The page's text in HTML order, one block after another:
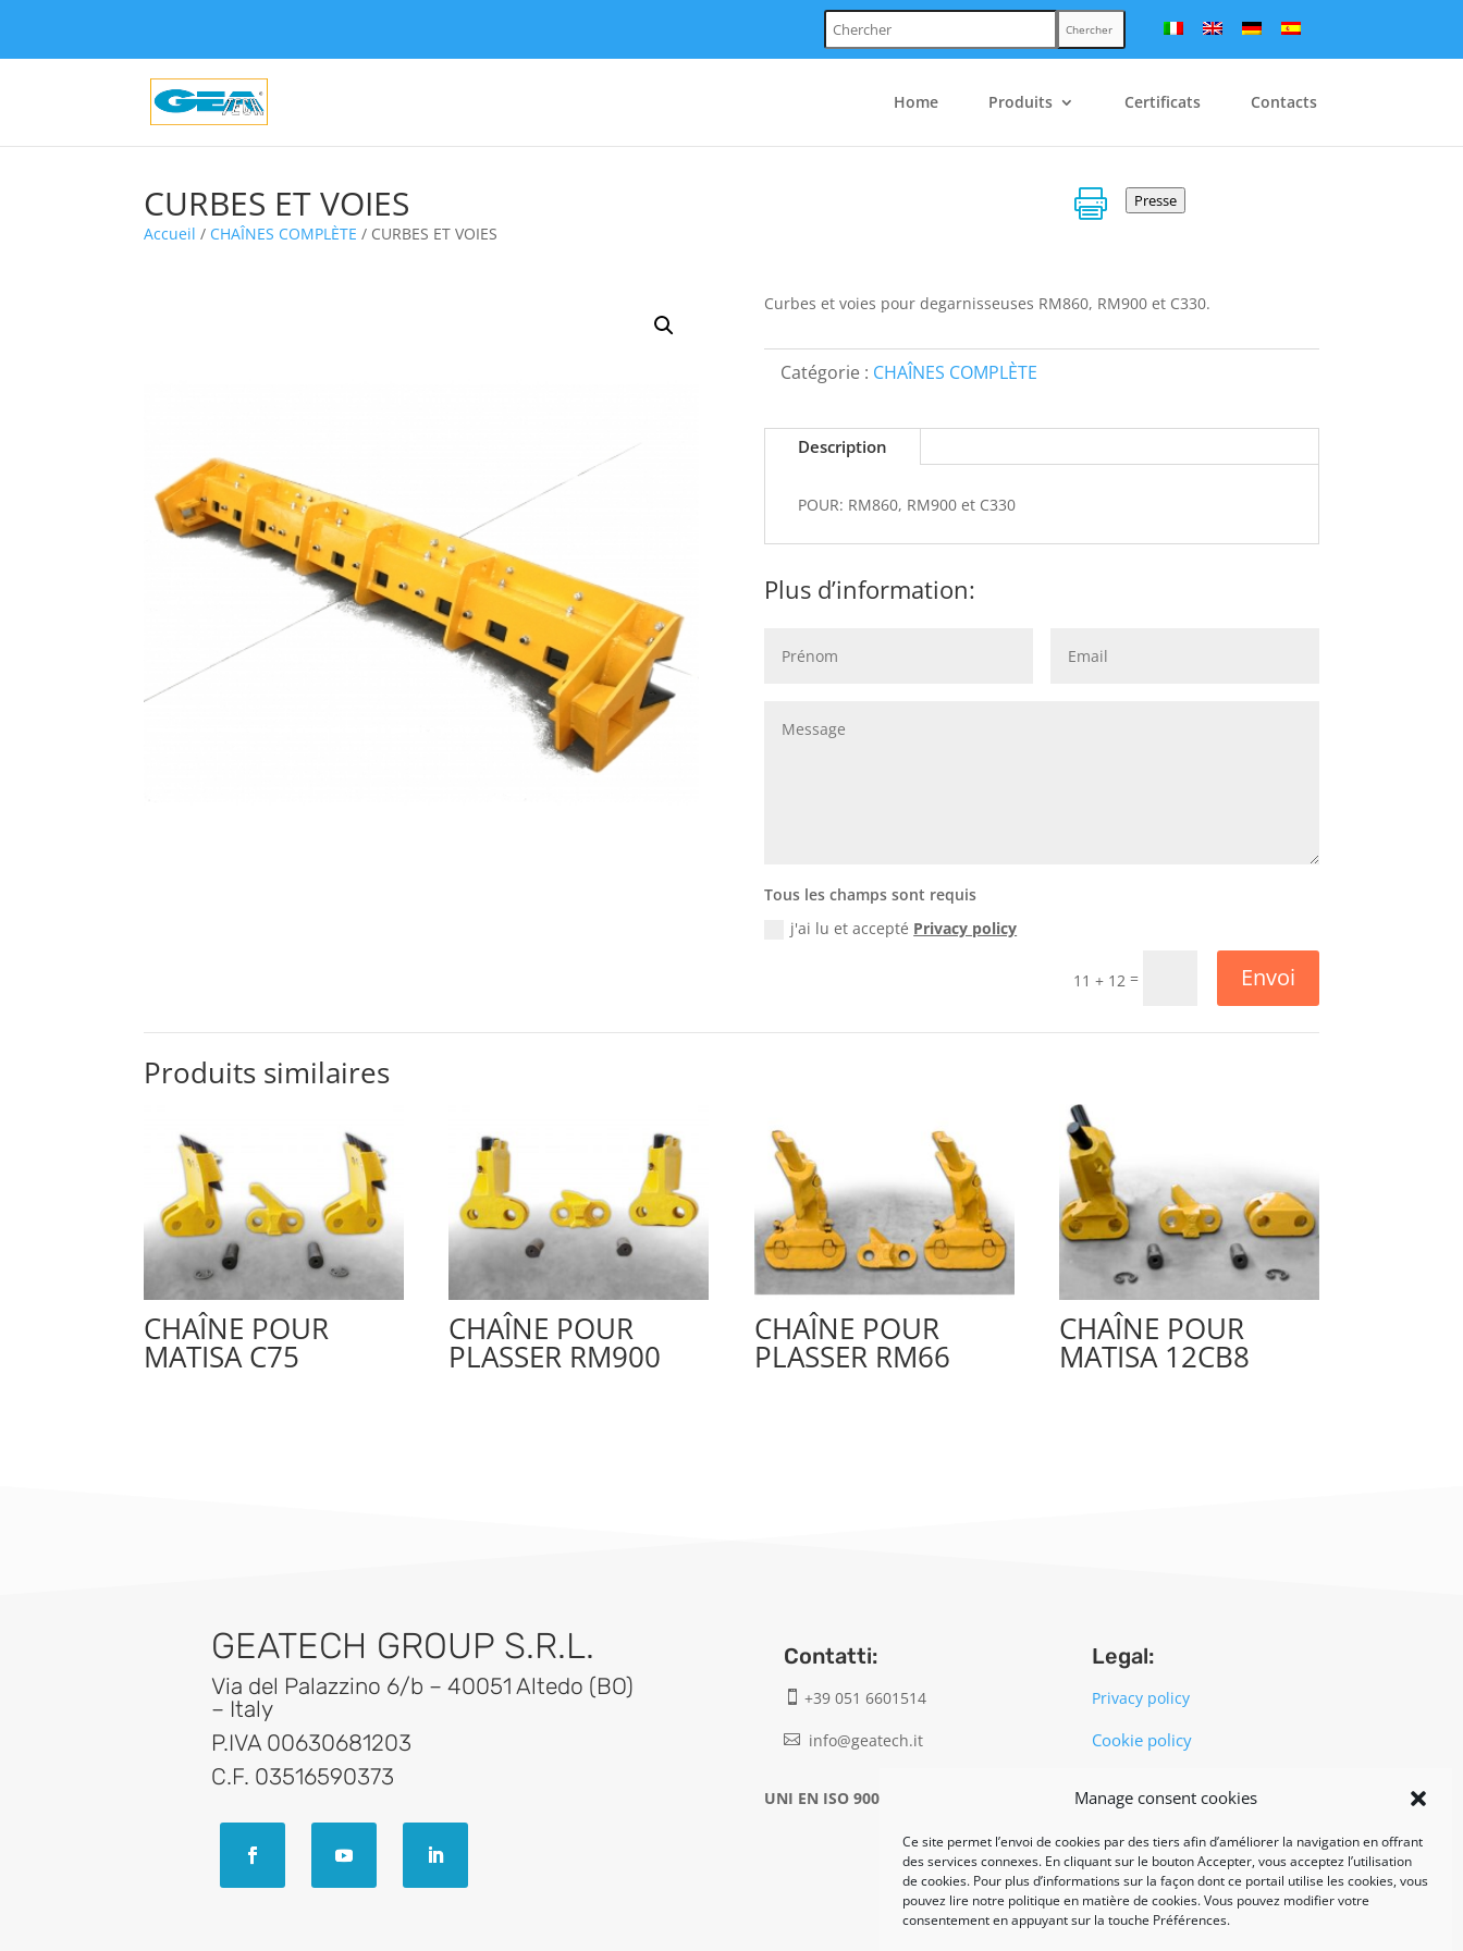
Manage consent cookies
Ce site permet l’envoi de cookies par des tiers afin d’améliorer la navigation en offrant
des services connexes. En cliquant sur le bouton Accepter, vous acceptez l’utilisation
de cookies. Pour plus d’informations sur la façon dont ce portail utilise les cookies, vous
pouvez lire notre politique en matière de cookies. Vous pouvez modifier votre
consentement en appuyant sur la touche Préférences.
Chercher:
Chercher
Home Produits Certificats Contacts
CURBES ET VOIES
Accueil / CHAÎNES COMPLÈTE / CURBES ET VOIES
 Presse
Curbes et voies pour degarnisseuses RM860, RM900 et C330.
Catégorie : CHAÎNES COMPLÈTE
Description
POUR: RM860, RM900 et C330
Plus d’information:
Tous les champs sont requis
j'ai lu et accepté Privacy policy
11 + 12 = Envoi
Produits similaires
CHAÎNE POUR
MATISA C75
CHAÎNE POUR
PLASSER RM900
CHAÎNE POUR
PLASSER RM66
CHAÎNE POUR
MATISA 12CB8
GEATECH GROUP S.R.L.
Via del Palazzino 6/b – 40051 Altedo (BO)
– Italy
P.IVA 00630681203
C.F. 03516590373
Contatti:
 +39 051 6601514
 info@geatech.it
UNI EN ISO 9001: 2015
Legal:
Privacy policy
Cookie policy
UNI EN ISO 14001: 2015